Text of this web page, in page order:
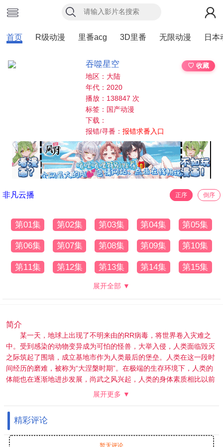
首页 R级动漫 里番acg 3D里番 无限动漫 日本
吞噬星空
♡ 收藏
地区：大陆
年代：2020
播放：138847 次
标签：国产动漫
下载：
报错/寻番：报错求番入口
非凡云播 正序 倒序
第01集 第02集 第03集 第04集 第05集
第06集 第07集 第08集 第09集 第10集
第11集 第12集 第13集 第14集 第15集
展开全部 ▼
简介
某一天，地球上出现了不明来由的RR病毒，将世界卷入灾难之
中。受到感染的动物变异成为可怕的怪兽，大举入侵，人类面临毁灭
之际筑起了围墙，成立基地市作为人类最后的堡垒。人类在这一段时
间经历的磨难，被称为“大涅槃时期”。在极端的生存环境下，人类的
体能也在逐渐地进步发展，尚武之风兴起，人类的身体素质相比以前
有了质的飞越。而这其中的佼佼者，被称为“武者”。 18岁的罗峰也梦
抉择，却不料怪兽的一次袭击影响了他的人生轨迹。在强大怪兽的威
胁之下，市内居民面临危险，军方却束手无策。唯有一名武者挺身而
出，保卫了基地市的安全。罗峰被武者的强大所感染，暗自立下成为
武者以保护所爱之人的决心。这是一切的开始，罗峰武者之路的起
展开更多 ▼
精彩评论